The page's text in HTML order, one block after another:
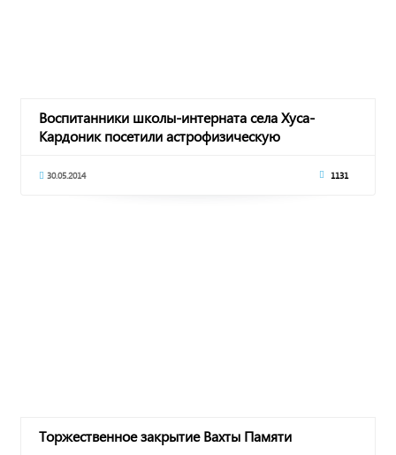
Воспитанники школы-интерната села Хуса-
Кардоник посетили астрофизическую
30.05.2014 1131
Торжественное закрытие Вахты Памяти